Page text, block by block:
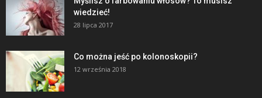
wiedzieć!
28 lipca 2017
Co można jeść po kolonoskopii?
12 września 2018